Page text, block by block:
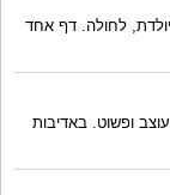
לחולה. דף אחד
ופשוט. באדיבות